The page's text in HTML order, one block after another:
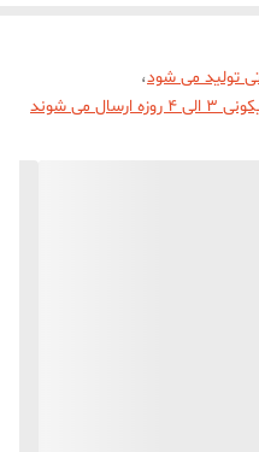
تولید می شود،
می شوند